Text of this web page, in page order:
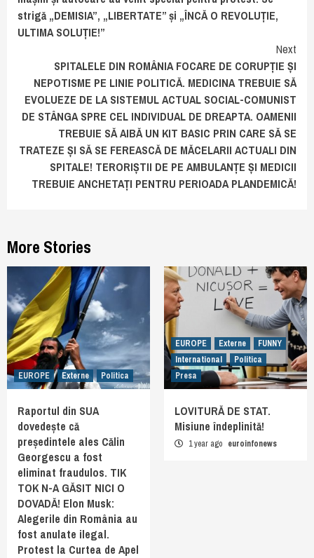
strigă „DEMISIA”, „LIBERTATE” și „ÎNCĂ O REVOLUȚIE,
ULTIMA SOLUȚIE!”
Next
SPITALELE DIN ROMÂNIA FOCARE DE CORUPȚIE ȘI
NEPOTISME PE LINIE POLITICĂ. MEDICINA TREBUIE SĂ
EVOLUEZE DE LA SISTEMUL ACTUAL SOCIAL-COMUNIST
DE STÂNGA SPRE CEL INDIVIDUAL DE DREAPTA. OAMENII
TREBUIE SĂ AIBĂ UN KIT BASIC PRIN CARE SĂ SE
TRATEZE ȘI SĂ SE FEREASCĂ DE MĂCELARII ACTUALI DIN
SPITALE! TERORIȘTII DE PE AMBULANȚE ȘI MEDICII
TREBUIE ANCHETAȚI PENTRU PERIOADA PLANDEMICĂ!
More Stories
EUROPE Externe Politica
Raportul din SUA
dovedește că
președintele ales Călin
Georgescu a fost
eliminat fraudulos. TIK
TOK N-A GĂSIT NICI O
DOVADĂ! Elon Musk:
Alegerile din România au
fost anulate ilegal.
Protest la Curtea de Apel
EUROPE Externe
FUNNY
International
Politica
Presa
LOVITURĂ DE STAT.
Misiune îndeplinită!
1 year ago euroinfonews